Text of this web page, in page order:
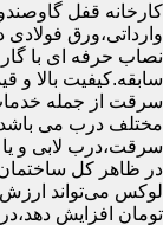
وارداتی،ورق
سابقه.کیفیت بالا و
سرقت از جمله
مختلف درب می باشد
سرقت،درب لابی و یا
در ظاهر کل
تومان افزایش